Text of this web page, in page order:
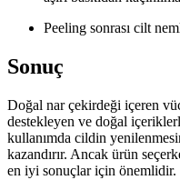
Peeling sonrası cilt
Sonuç
Doğal nar çekirdeği içeren
destekleyen ve doğal
kullanımda cildin
kazandırır. Ancak ürün
en iyi sonuçlar için önemlidir.